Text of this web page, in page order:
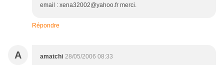
email : xena32002@yahoo.fr merci.
Répondre
A amatchi 28/05/2006 08:33